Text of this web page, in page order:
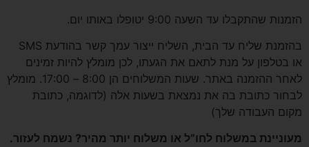
הזמנות שהתקבלו עד השעה 9:00 יטופלו באותו יום.
בהזמנת שליח עד הבית, השליח ייצור עמך קשר בהודעת SMS
או בטלפון על מנת לתאם את הגעתו, לכן מומלץ להיות זמינים
לאחר ההזמנה באתר. שעות המשלוחים הן 8:00 – 17:00. מומלץ
לבחור כתובת בה את נמצאת בשעות אלה (לדוגמה, כתובת
מקום העבודה שלך)
מעוניינת במשלוח לחו”ל או משלוח יותר מהיר? נשמח לעזור.